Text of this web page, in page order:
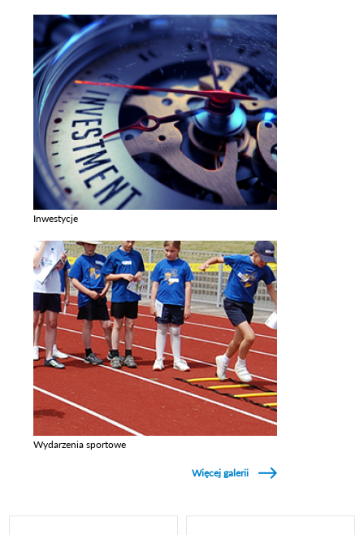
Inwestycje
Wydarzenia sportowe
Więcej galerii